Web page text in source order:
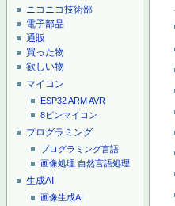
ニコニコ技術部
電子部品
通販
買った物
欲しい物
マイコン
ESP32ARMAVR
8ピンマイコン
プログラミング
プログラミング言語
画像処理 自然言語処理
生成AI
画像生成AI